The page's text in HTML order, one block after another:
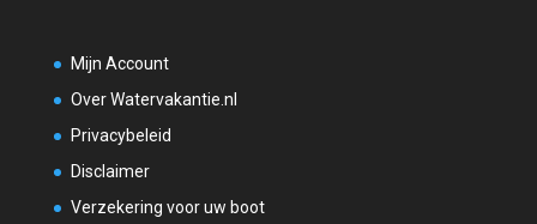
Mijn Account
Over Watervakantie.nl
Privacybeleid
Disclaimer
Verzekering voor uw boot